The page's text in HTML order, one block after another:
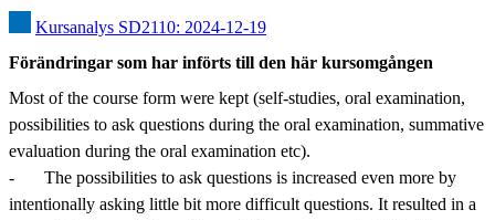
Kursanalys SD2110: 2024-12-19
Förändringar som har införts till den här kursomgången
Most of the course form were kept (self-studies, oral examination,
possibilities to ask questions during the oral examination, summative
evaluation during the oral examination etc).
-	The possibilities to ask questions is increased even more by
intentionally asking little bit more difficult questions. It resulted in a